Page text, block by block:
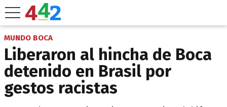
MUNDO BOCA
Liberaron al hincha de Boca
detenido en Brasil por
gestos racistas